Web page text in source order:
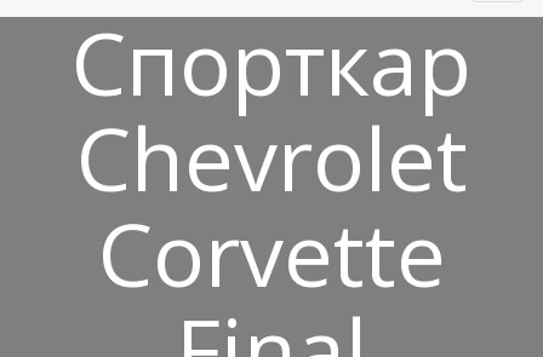
Спорткар
Chevrolet
Corvette